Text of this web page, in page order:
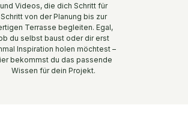
und Videos, die dich Schritt für
Schritt von der Planung bis zur
Terrasse begleiten. Egal,
du selbst baust oder dir erst
Inspiration holen möchtest –
bekommst du das passende
Wissen für dein Projekt.